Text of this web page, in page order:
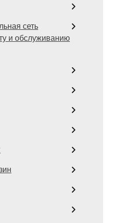
сеть
и обслуживанию